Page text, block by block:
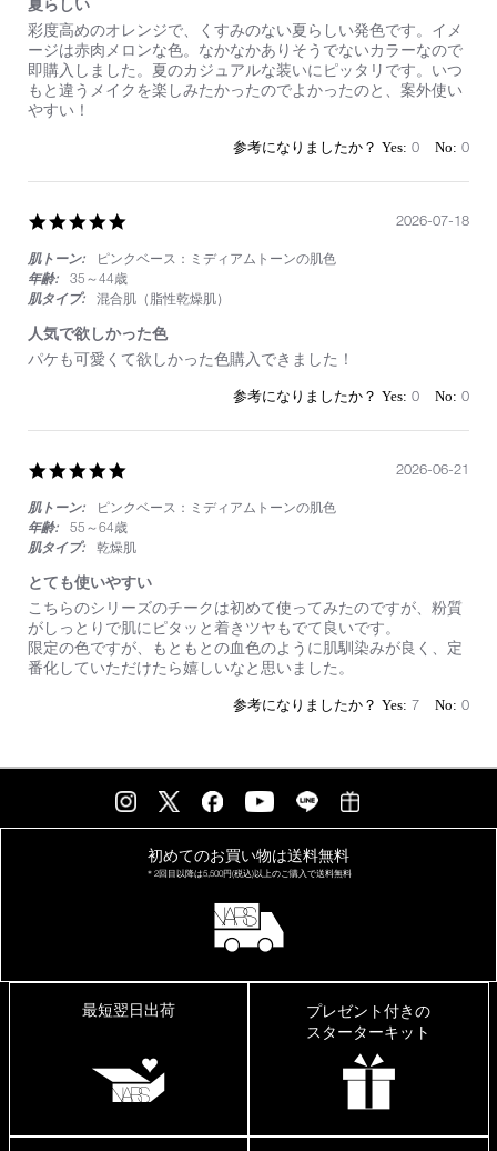
夏らしい
Review
by
on
19
Jul
2026
review
stating
夏
ら
し
い
彩度高めのオレンジで、くすみのない夏らしい発色です。イメ
ージは赤肉メロンな色。なかなかありそうでないカラーなので
即購入しました。夏のカジュアルな装いにピッタリです。いつ
もと違うメイクを楽しみたかったのでよかったのと、案外使い
やすい！
0 0
rating
肌トーン:
ピンクベース：ミディアムトーンの肌色
年齢:
35～44歳
肌タイプ:
混合肌（脂性乾燥肌）
人気で欲しかった色
Review
Jul
review
で
し
っ
た
色
パケも可愛くて欲しかった色購入できました！
2026-07-18
0 0
rating
肌トーン:
ピンクベース：ミディアムトーンの肌色
年齢:
55～64歳
肌タイプ:
乾燥肌
とても使いやすい
Review
by
on
21
Jun
review
stating
と
て
も
こちらのシリーズのチークは初めて使ってみたのですが、粉質
がしっとりで肌にピタッと着きツヤもでて良いです。
限定の色ですが、もともとの血色のように肌馴染みが良く、定
番化していただけたら嬉しいなと思いました。
2026-06-21
7 0
初めてのお買い物は送料無料
＊2回目以降は5,500円(税込)以上のご購入で送料無料
最短翌日出荷
プレゼント付きの
スターターキット